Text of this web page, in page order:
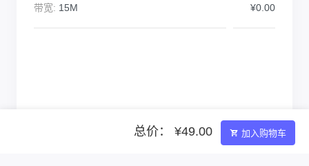
带宽: 15M ¥0.00
总价： ¥49.00 加入购物车